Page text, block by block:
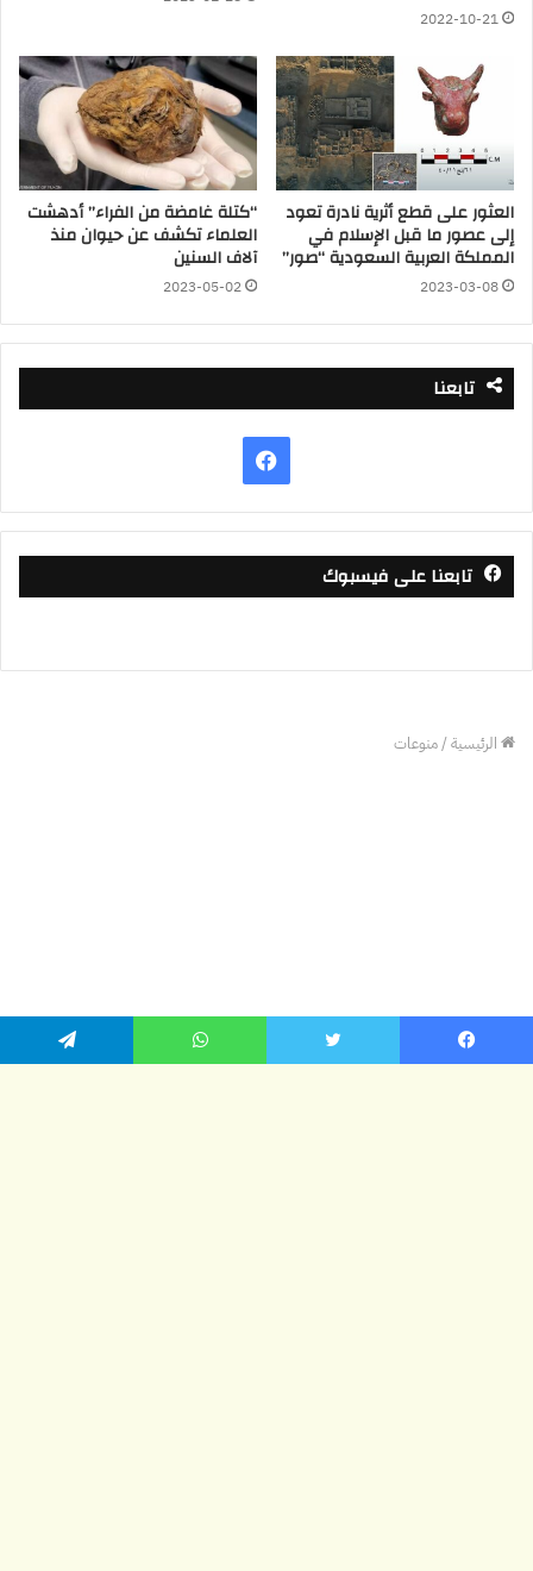
2022-10-21
العثور على قطع أثرية نادرة تعود
إلى عصور ما قبل الإسلام في
المملكة العربية السعودية “صور”
2023-03-08
“كتلة غامضة من الفراء” أدهشت
العلماء تكشف عن حيوان منذ
آلاف السنين
2023-05-02
تابعنا
فيسبوك
تابعنا على فيسبوك
فيسبوك تويتر واتساب تيلقرام